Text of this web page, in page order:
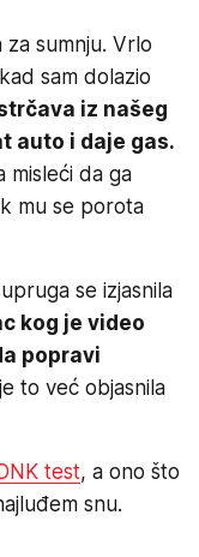
za sumnju. Vrlo
sam dolazio
iz našeg
auto i daje gas.
misleći da ga
mu se porota
se izjasnila
kog je video
popravi
to već objasnila
test, a ono što
snu.